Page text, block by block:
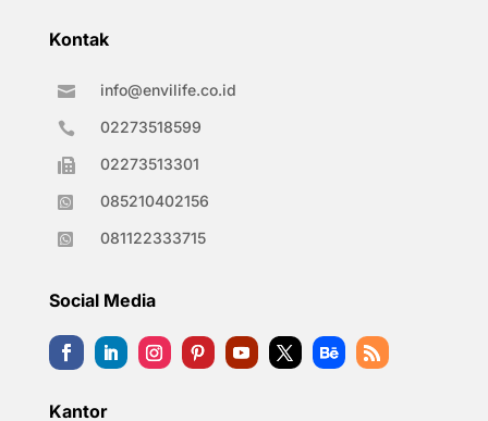
Kontak
 info@envilife.co.id
 02273518599
 02273513301
 085210402156
 081122333715
Social Media
Kantor